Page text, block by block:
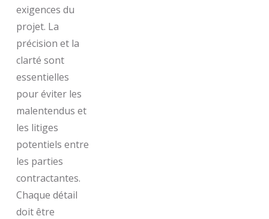
exigences du
projet. La
précision et la
clarté sont
essentielles
pour éviter les
malentendus et
les litiges
potentiels entre
les parties
contractantes.
Chaque détail
doit être